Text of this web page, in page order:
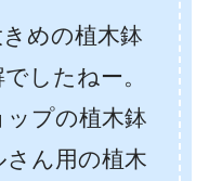
めの植木鉢
したねー。
プの植木鉢
ん用の植木